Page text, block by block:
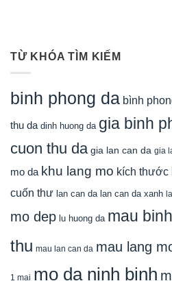
TỪ KHÓA TÌM KIẾM
binh phong da bình
thu da dinh huong da gia binh
cuon thu da gia lan can da gia
mo da khu lang mo kích thước
cuốn thư lan can da lan can da xanh
mo dep lu huong da mau
thu mau lan can da mau lang
1 mai mo da ninh binh